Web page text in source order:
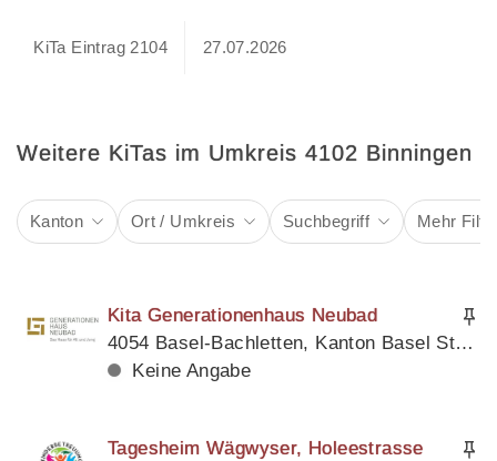
KiTa Eintrag 2104 27.07.2026
Weitere KiTas im Umkreis 4102 Binningen
Kanton Ort / Umkreis Suchbegriff Mehr
Kita Generationenhaus Neubad
4054 Basel-Bachletten, Kanton Basel Stadt
Keine Angabe
Tagesheim Wägwyser, Holeestrasse